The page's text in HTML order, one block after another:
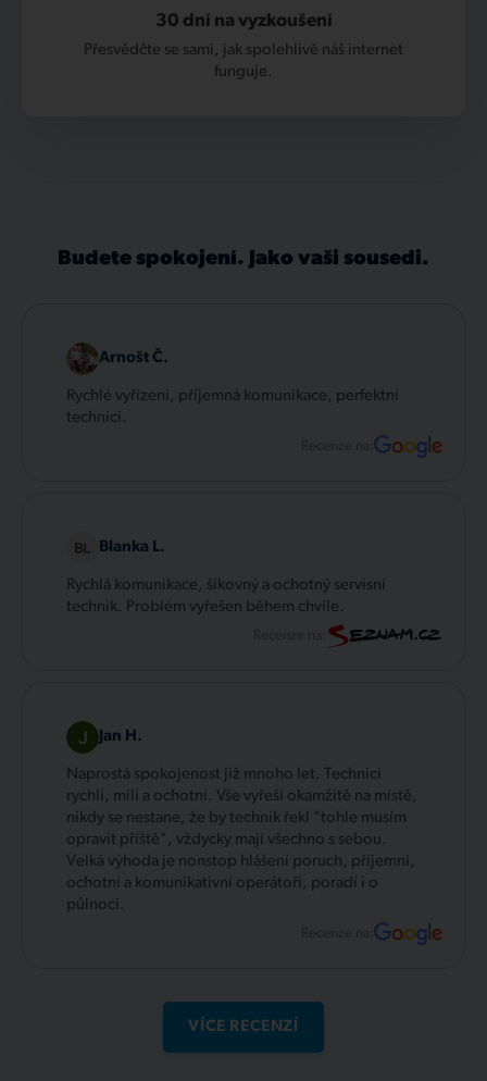
30 dní na vyzkoušení
Přesvědčte se sami, jak spolehlivě náš internet
funguje.
Budete spokojení. Jako vaši sousedi.
Arnošt Č.
Rychlé vyřízení, příjemná komunikace, perfektní
technici.
Recenze na:
Blanka L.
Rychlá komunikace, šikovný a ochotný servisní
technik. Problém vyřešen během chvíle.
Jan H.
Naprostá spokojenost již mnoho let. Technici
rychlí, milí a ochotní. Vše vyřeší okamžitě na místě,
nikdy se nestane, že by technik řekl "tohle musím
opravit příště", vždycky mají všechno s sebou.
Velká výhoda je nonstop hlášení poruch, příjemní,
ochotní a komunikativní operátoři, poradí i o
půlnoci.
Recenze na:
VÍCE RECENZÍ